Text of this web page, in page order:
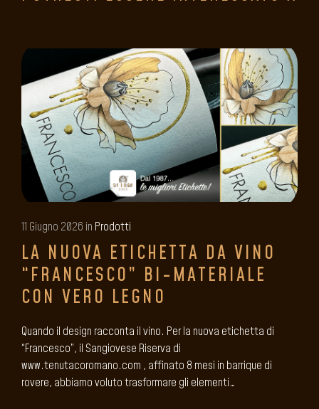
11 Giugno 2026 in Prodotti
LA NUOVA ETICHETTA DA VINO
“FRANCESCO” BI-MATERIALE
CON VERO LEGNO
Quando il design racconta il vino. Per la nuova etichetta di
“Francesco”, il Sangiovese Riserva di
www.tenutacoromano.com , affinato 8 mesi in barrique di
rovere, abbiamo voluto trasformare gli elementi…